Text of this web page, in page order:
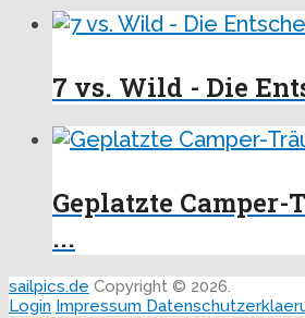
7 vs. Wild - Die
Geplatzte Camper-
...
sailpics.de Copyright © 2026.
Login Impressum